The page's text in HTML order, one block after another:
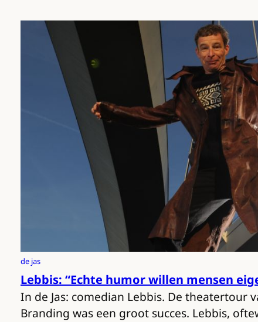
de jas
Lebbis: “Echte humor willen mensen
In de Jas: comedian Lebbis. De theatertour
Branding was een groot succes. Lebbis,